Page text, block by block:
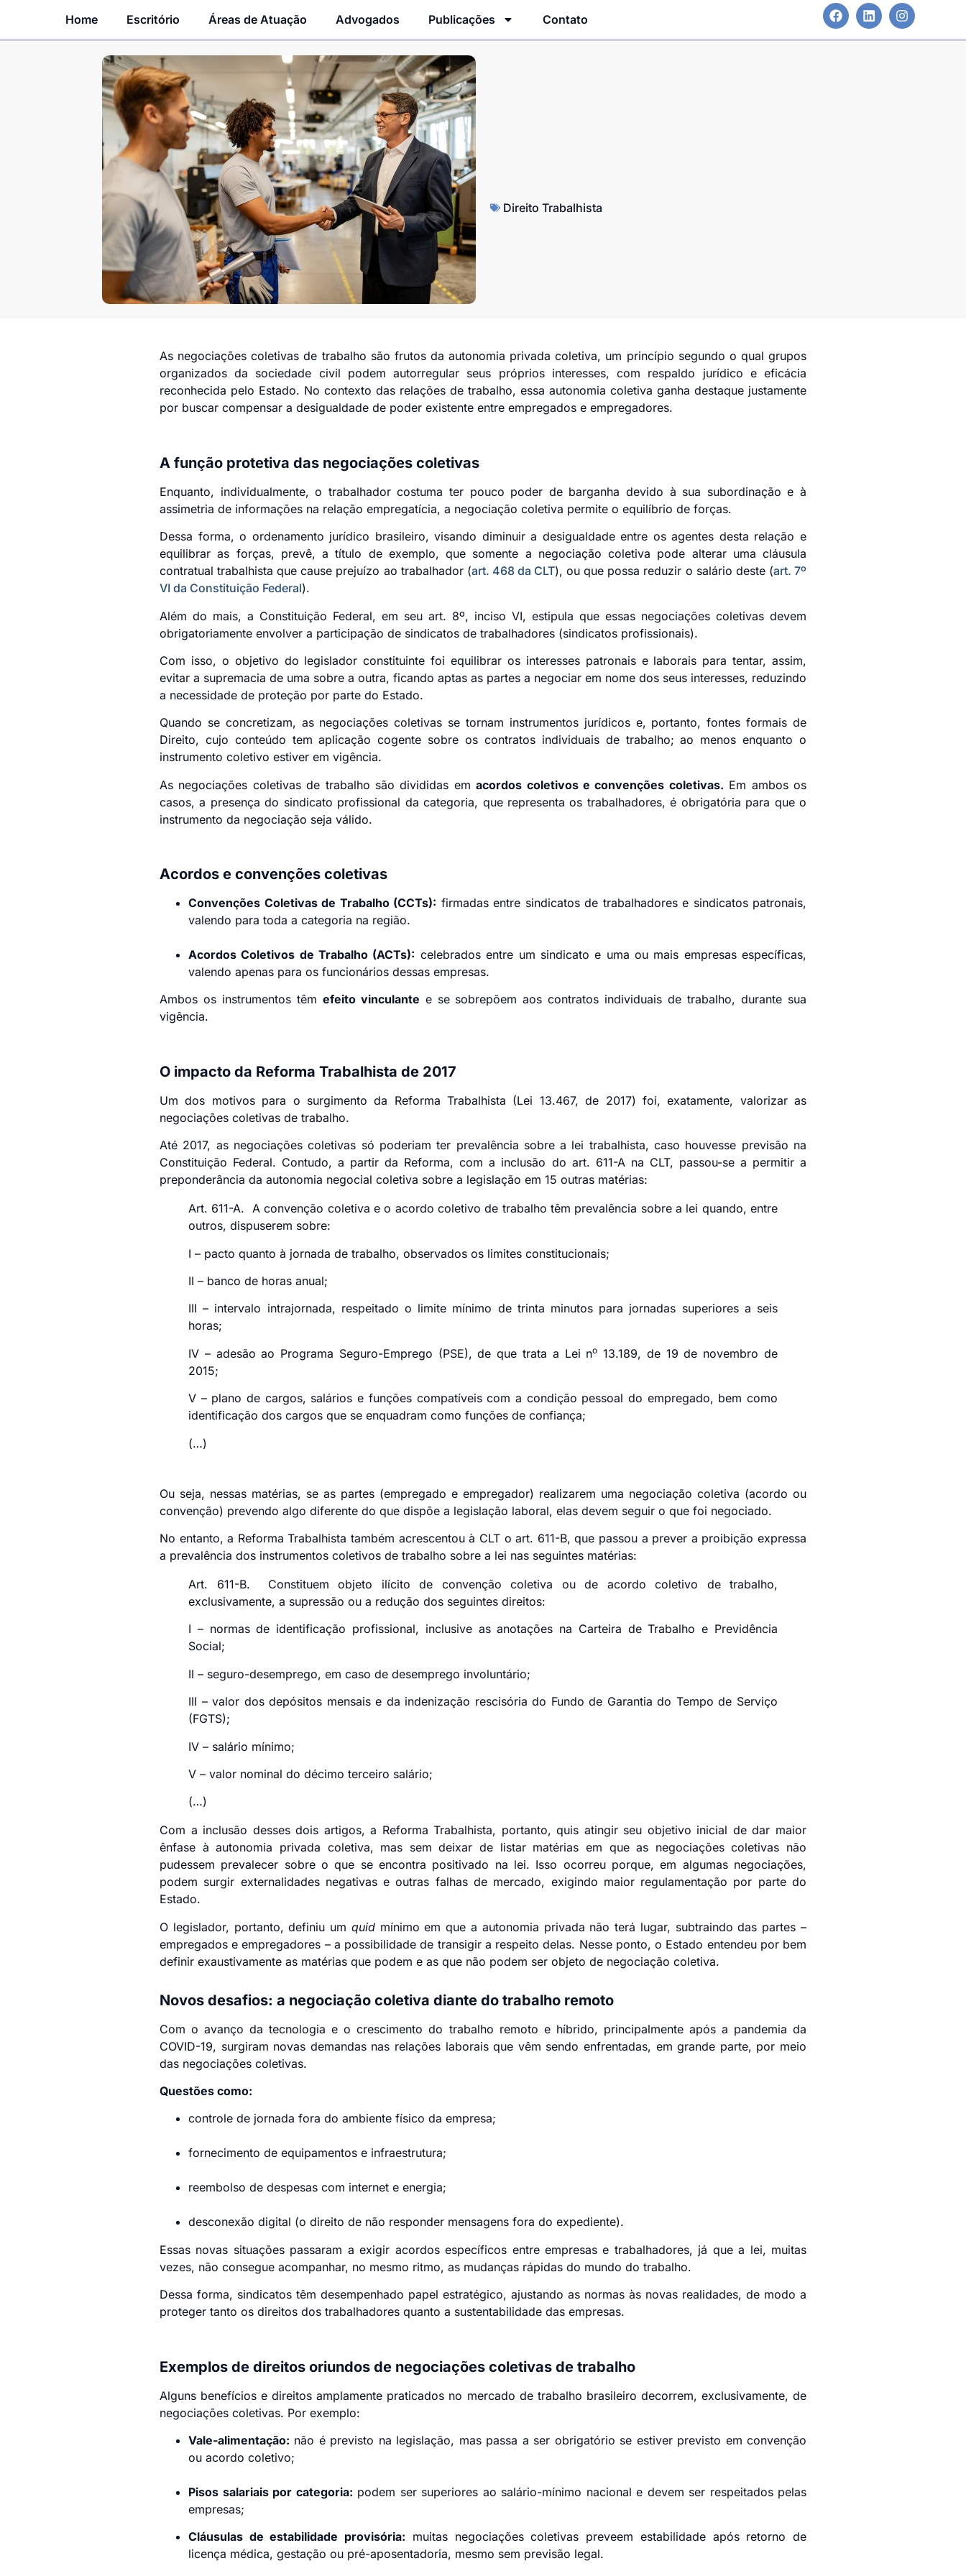
Home Escritório Áreas de Atuação Advogados Publicações Contato
Direito Trabalhista
As negociações coletivas de trabalho são frutos da autonomia privada coletiva, um princípio segundo o qual grupos
organizados da sociedade civil podem autorregular seus próprios interesses, com respaldo jurídico e eficácia
reconhecida pelo Estado. No contexto das relações de trabalho, essa autonomia coletiva ganha destaque justamente
por buscar compensar a desigualdade de poder existente entre empregados e empregadores.
A função protetiva das negociações coletivas
Enquanto, individualmente, o trabalhador costuma ter pouco poder de barganha devido à sua subordinação e à
assimetria de informações na relação empregatícia, a negociação coletiva permite o equilíbrio de forças.
Dessa forma, o ordenamento jurídico brasileiro, visando diminuir a desigualdade entre os agentes desta relação e
equilibrar as forças, prevê, a título de exemplo, que somente a negociação coletiva pode alterar uma cláusula
contratual trabalhista que cause prejuízo ao trabalhador (art. 468 da CLT), ou que possa reduzir o salário deste (art. 7º
VI da Constituição Federal).
Além do mais, a Constituição Federal, em seu art. 8º, inciso VI, estipula que essas negociações coletivas devem
obrigatoriamente envolver a participação de sindicatos de trabalhadores (sindicatos profissionais).
Com isso, o objetivo do legislador constituinte foi equilibrar os interesses patronais e laborais para tentar, assim,
evitar a supremacia de uma sobre a outra, ficando aptas as partes a negociar em nome dos seus interesses, reduzindo
a necessidade de proteção por parte do Estado.
Quando se concretizam, as negociações coletivas se tornam instrumentos jurídicos e, portanto, fontes formais de
Direito, cujo conteúdo tem aplicação cogente sobre os contratos individuais de trabalho; ao menos enquanto o
instrumento coletivo estiver em vigência.
As negociações coletivas de trabalho são divididas emacordos coletivos e convenções coletivas. Em ambos os
casos, a presença do sindicato profissional da categoria, que representa os trabalhadores, é obrigatória para que o
instrumento da negociação seja válido.
Acordos e convenções coletivas
Convenções Coletivas de Trabalho (CCTs): firmadas entre sindicatos de trabalhadores e sindicatos patronais,
valendo para toda a categoria na região.
Acordos Coletivos de Trabalho (ACTs): celebrados entre um sindicato e uma ou mais empresas específicas,
valendo apenas para os funcionários dessas empresas.
Ambos os instrumentos têm efeito vinculante e se sobrepõem aos contratos individuais de trabalho, durante sua
vigência.
O impacto da Reforma Trabalhista de 2017
Um dos motivos para o surgimento da Reforma Trabalhista (Lei 13.467, de 2017) foi, exatamente, valorizar as
negociações coletivas de trabalho.
Até 2017, as negociações coletivas só poderiam ter prevalência sobre a lei trabalhista, caso houvesse previsão na
Constituição Federal. Contudo, a partir da Reforma, com a inclusão do art. 611-A na CLT, passou-se a permitir a
preponderância da autonomia negocial coletiva sobre a legislação em 15 outras matérias:
Art. 611-A. A convenção coletiva e o acordo coletivo de trabalho têm prevalência sobre a lei quando, entre
outros, dispuserem sobre:
I – pacto quanto à jornada de trabalho, observados os limites constitucionais;
II – banco de horas anual;
III – intervalo intrajornada, respeitado o limite mínimo de trinta minutos para jornadas superiores a seis
horas;
IV – adesão ao Programa Seguro-Emprego (PSE), de que trata a Lei no 13.189, de 19 de novembro de
2015;
V – plano de cargos, salários e funções compatíveis com a condição pessoal do empregado, bem como
identificação dos cargos que se enquadram como funções de confiança;
(…)
Ou seja, nessas matérias, se as partes (empregado e empregador) realizarem uma negociação coletiva (acordo ou
convenção) prevendo algo diferente do que dispõe a legislação laboral, elas devem seguir o que foi negociado.
No entanto, a Reforma Trabalhista também acrescentou à CLT o art. 611-B, que passou a prever a proibição expressa
a prevalência dos instrumentos coletivos de trabalho sobre a lei nas seguintes matérias:
Art. 611-B. Constituem objeto ilícito de convenção coletiva ou de acordo coletivo de trabalho,
exclusivamente, a supressão ou a redução dos seguintes direitos:
I – normas de identificação profissional, inclusive as anotações na Carteira de Trabalho e Previdência
Social;
II – seguro-desemprego, em caso de desemprego involuntário;
III – valor dos depósitos mensais e da indenização rescisória do Fundo de Garantia do Tempo de Serviço
(FGTS);
IV – salário mínimo;
V – valor nominal do décimo terceiro salário;
(…)
Com a inclusão desses dois artigos, a Reforma Trabalhista, portanto, quis atingir seu objetivo inicial de dar maior
ênfase à autonomia privada coletiva, mas sem deixar de listar matérias em que as negociações coletivas não
pudessem prevalecer sobre o que se encontra positivado na lei. Isso ocorreu porque, em algumas negociações,
podem surgir externalidades negativas e outras falhas de mercado, exigindo maior regulamentação por parte do
Estado.
O legislador, portanto, definiu um quid mínimo em que a autonomia privada não terá lugar, subtraindo das partes –
empregados e empregadores – a possibilidade de transigir a respeito delas. Nesse ponto, o Estado entendeu por bem
definir exaustivamente as matérias que podem e as que não podem ser objeto de negociação coletiva.
Novos desafios: a negociação coletiva diante do trabalho remoto
Com o avanço da tecnologia e o crescimento do trabalho remoto e híbrido, principalmente após a pandemia da
COVID-19, surgiram novas demandas nas relações laborais que vêm sendo enfrentadas, em grande parte, por meio
das negociações coletivas.
Questões como:
controle de jornada fora do ambiente físico da empresa;
fornecimento de equipamentos e infraestrutura;
reembolso de despesas com internet e energia;
desconexão digital (o direito de não responder mensagens fora do expediente).
Essas novas situações passaram a exigir acordos específicos entre empresas e trabalhadores, já que a lei, muitas
vezes, não consegue acompanhar, no mesmo ritmo, as mudanças rápidas do mundo do trabalho.
Dessa forma, sindicatos têm desempenhado papel estratégico, ajustando as normas às novas realidades, de modo a
proteger tanto os direitos dos trabalhadores quanto a sustentabilidade das empresas.
Exemplos de direitos oriundos de negociações coletivas de trabalho
Alguns benefícios e direitos amplamente praticados no mercado de trabalho brasileiro decorrem, exclusivamente, de
negociações coletivas. Por exemplo:
Vale-alimentação: não é previsto na legislação, mas passa a ser obrigatório se estiver previsto em convenção
ou acordo coletivo;
Pisos salariais por categoria: podem ser superiores ao salário-mínimo nacional e devem ser respeitados pelas
empresas;
Cláusulas de estabilidade provisória: muitas negociações coletivas preveem estabilidade após retorno de
licença médica, gestação ou pré-aposentadoria, mesmo sem previsão legal.